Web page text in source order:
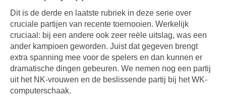
Dit is de derde en laatste rubriek in deze serie over
cruciale partijen van recente toernooien. Werkelijk
cruciaal: bij een andere ook zeer reële uitslag, was een
ander kampioen geworden. Juist dat gegeven brengt
extra spanning mee voor de spelers en dan kunnen er
dramatische dingen gebeuren. We nemen nog een partij
uit het NK-vrouwen en de beslissende partij bij het WK-
computerschaak.